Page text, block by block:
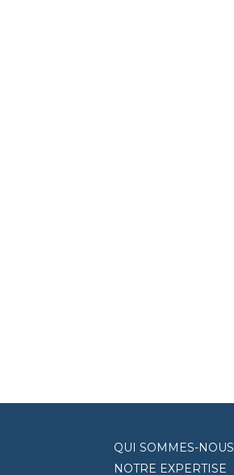
QUI SOMMES-NOUS
NOTRE EXPERTISE